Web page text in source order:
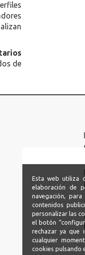
de
Esta web utiliza
elaboración de
navegación,
contenidos
personalizar las
el botón
rechazar ya que
cualquier
cookies pulsando